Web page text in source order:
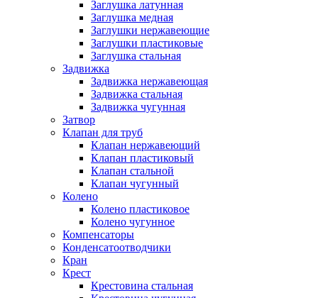
Заглушка латунная
Заглушка медная
Заглушки нержавеющие
Заглушки пластиковые
Заглушка стальная
Задвижка
Задвижка нержавеющая
Задвижка стальная
Задвижка чугунная
Затвор
Клапан для труб
Клапан нержавеющий
Клапан пластиковый
Клапан стальной
Клапан чугунный
Колено
Колено пластиковое
Колено чугунное
Компенсаторы
Конденсатоотводчики
Кран
Крест
Крестовина стальная